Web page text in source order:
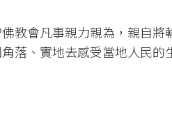
會凡事親力親為，親自將
落、實地去感受當地人民